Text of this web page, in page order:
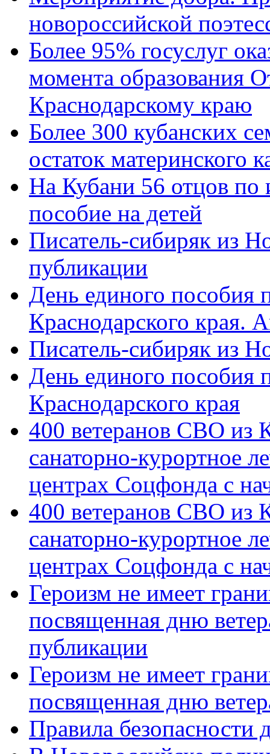
новороссийской
Более 95% госуслуг
момента образования
Краснодарскому краю
Более 300 кубанских
остаток материнского
На Кубани 56 отцов по
пособие на детей
Писатель-сибиряк из
публикации
День единого пособия
Краснодарского края.
Писатель-сибиряк из
День единого пособия
Краснодарского края
400 ветеранов СВО из
санаторно-курортное
центрах Соцфонда с
400 ветеранов СВО из
санаторно-курортное
центрах Соцфонда с
Героизм не имеет
посвященная дню
публикации
Героизм не имеет
посвященная дню
Правила безопасности